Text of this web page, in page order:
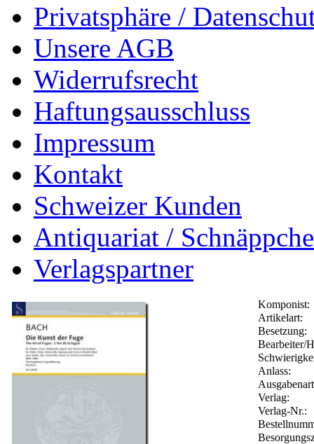
Privatsphäre /
Unsere AGB
Widerrufsrecht
Haftungsausschluss
Impressum
Kontakt
Schweizer Kunden
Antiquariat /
Verlagspartner
Komponist:
Artikelart:
Besetzung:
Bearbeiter/
Anlass:
Verlag:
Verlag-Nr.: